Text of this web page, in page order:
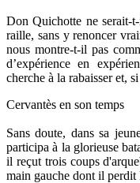
Don Quichotte ne serait-
raille, sans y renoncer
nous montre-t-il pas
d’expérience en
cherche à la rabaisser et,
Cervantès en son temps
Sans doute, dans sa
participa à la glorieuse
il reçut trois coups
main gauche dont il perdit